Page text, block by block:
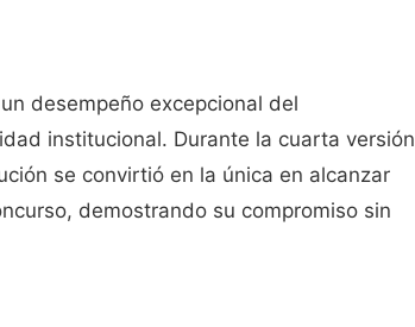
desempeño excepcional del
institucional. Durante la cuarta versión
se convirtió en la única en alcanzar
demostrando su compromiso sin